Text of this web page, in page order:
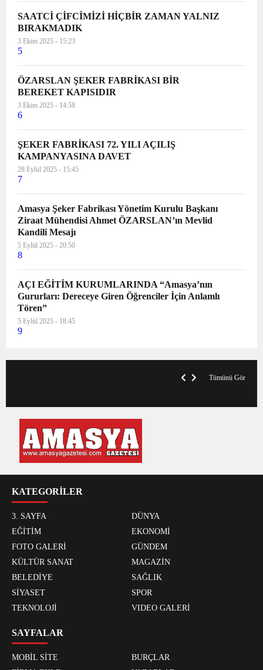
SAATCİ ÇİFCİMİZİ HİÇBİR ZAMAN YALNIZ
BIRAKMADIK
3 Ekim 2025 - 15:23
5
ÖZARSLAN ŞEKER FABRİKASI BİR
BEREKET KAPISIDIR
3 Ekim 2025 - 14:58
6
ŞEKER FABRİKASI 72. YILI AÇILIŞ
KAMPANYASINA DAVET
28 Eylül 2025 - 15:45
7
Amasya Şeker Fabrikası Yönetim Kurulu Başkanı
Ziraat Mühendisi Ahmet ÖZARSLAN’ın Mevlid
Kandili Mesajı
5 Eylül 2025 - 20:50
8
AÇI EĞİTİM KURUMLARINDA “Amasya’nın
Gururları: Dereceye Giren Öğrenciler İçin Anlamlı
Tören”
5 Eylül 2025 - 18:45
9
Tümünü Gör
KATEGORİLER
3. SAYFA
DÜNYA
EĞİTİM
EKONOMİ
FOTO GALERİ
GÜNDEM
KÜLTÜR SANAT
MAGAZİN
BELEDİYE
SAĞLIK
SİYASET
SPOR
TEKNOLOJİ
VIDEO GALERİ
SAYFALAR
MOBİL SİTE
BURÇLAR